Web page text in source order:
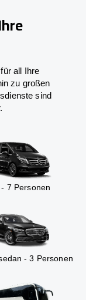
all Ihre
zu großen
sind
- 7 Personen
- 3 Personen